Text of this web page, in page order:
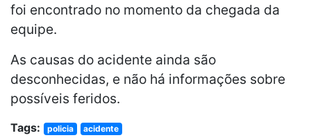
foi encontrado no momento da chegada da
equipe.
As causas do acidente ainda são
desconhecidas, e não há informações sobre
possíveis feridos.
Tags: policia acidente